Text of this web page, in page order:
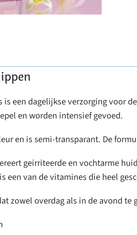
een dagelijkse verzorging voor
en worden intensief gevoed.
en is semi-transparant. De
geirriteerde en vochtarme
een van de vitamines die heel
zowel overdag als in de avond te